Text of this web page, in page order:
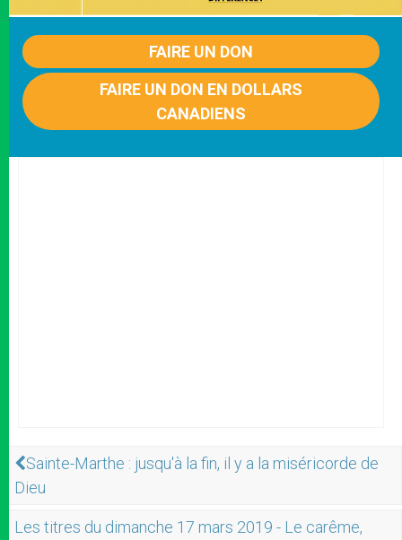
FAIRE UN DON
FAIRE UN DON EN DOLLARS
CANADIENS
Sainte-Marthe : jusqu'à la fin, il y a la miséricorde de
Dieu
Les titres du dimanche 17 mars 2019 - Le carême,